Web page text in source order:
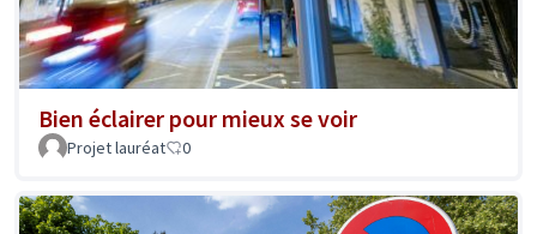
Bien éclairer pour mieux se voir
Projet lauréat 0